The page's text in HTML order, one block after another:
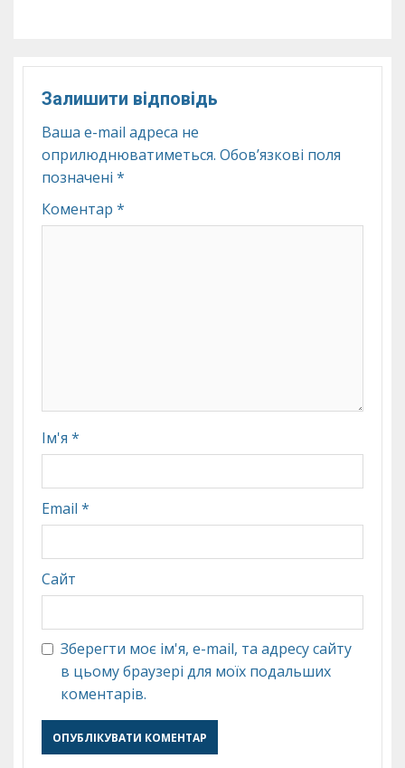
Залишити відповідь
Ваша e-mail адреса не
оприлюднюватиметься. Обов’язкові поля
позначені *
Коментар *
Ім'я *
Email *
Сайт
Зберегти моє ім'я, e-mail, та адресу сайту
в цьому браузері для моїх подальших
коментарів.